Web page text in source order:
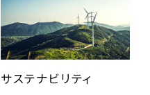
サステナビリティ